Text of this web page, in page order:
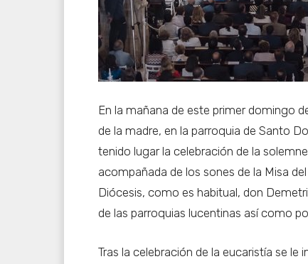
En la mañana de este primer domingo
de la madre, en la parroquia de Santo
tenido lugar la celebración de la
acompañada de los sones de la Misa
Diócesis, como es habitual, don
de las parroquias lucentinas así como
Tras la celebración de la eucaristía se